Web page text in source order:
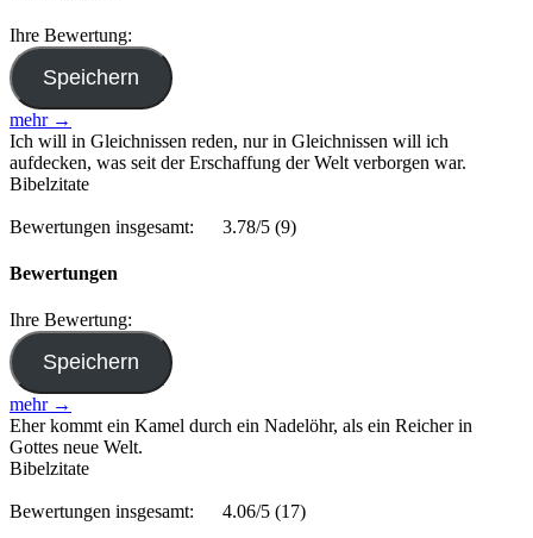
Ihre Bewertung:
mehr →
Ich will in Gleichnissen reden, nur in Gleichnissen will ich
aufdecken, was seit der Erschaffung der Welt verborgen war.
Bibelzitate
Bewertungen insgesamt: 3.78/5 (9)
Bewertungen
Ihre Bewertung:
mehr →
Eher kommt ein Kamel durch ein Nadelöhr, als ein Reicher in
Gottes neue Welt.
Bibelzitate
Bewertungen insgesamt: 4.06/5 (17)